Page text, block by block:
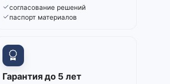
согласование решений
паспорт материалов
Гарантия до 5 лет